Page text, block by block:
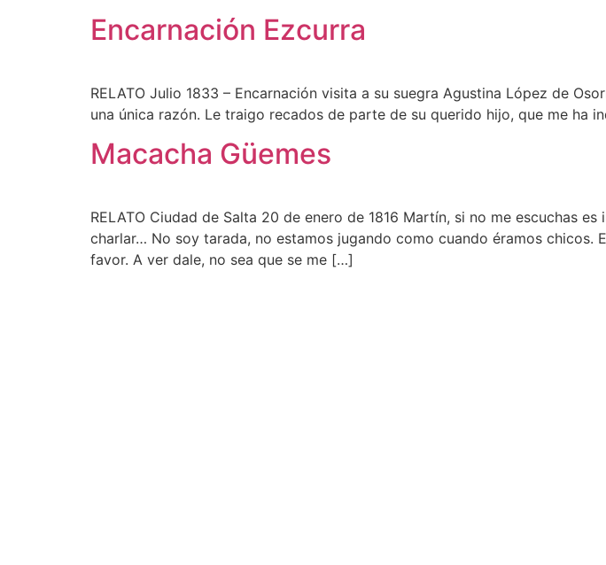
Encarnación Ezcurra
RELATO Julio 1833 – Encarnación visita a su suegra Agustina López de
una única razón. Le traigo recados de parte de su querido hijo, que me
Macacha Güemes
RELATO Ciudad de Salta 20 de enero de 1816 Martín, si no me escuchas
charlar… No soy tarada, no estamos jugando como cuando éramos
favor. A ver dale, no sea que se me […]